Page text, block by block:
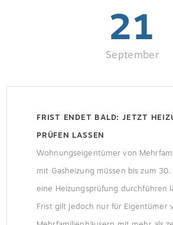
21
September
FRIST ENDET BALD: JETZT
PRÜFEN LASSEN
Wohnungseigentümer von
mit Gasheizung müssen bis zum
eine Heizungsprüfung durchführen
Frist gilt jedoch nur für Eigentümer